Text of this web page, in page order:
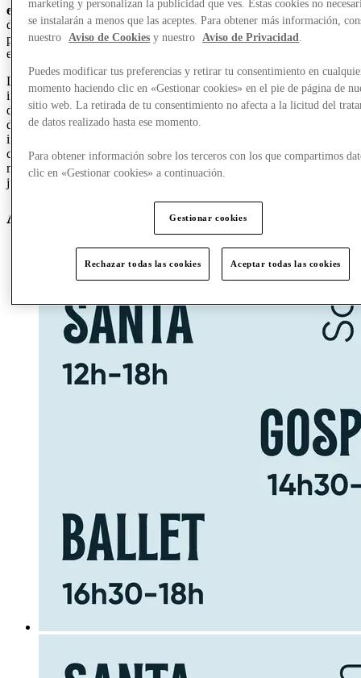
experiencia mágica para toda la familia. Pasea por el bellamente
decorado centro, disfruta de encantadoras actuaciones en directo y
participa en una variedad de actividades pensadas para todas las
edades.
Los niños pueden conocer a Papá Noel, maravillarse con
impresionantes espectáculos de ballet y danza y participar en
divertidos talleres, mientras que familias y adultos pueden disfrutar
del ambiente festivo con músicos ambulantes, actuaciones góspel
inspiradoras y delicias de temporada.
cobra vida con música alegre, luces titilantes y momentos de pura
magia navideña, convirtiéndolo en el destino perfecto para celebrar
juntos la temporada.
Agenda de diciembre
marketing y personalizan la publicidad que ves. Estas cookies no
se instalarán a menos que las aceptes. Para obtener más información,
nuestro
Aviso de Cookies y nuestro Aviso de Privacidad.
Puedes modificar tus preferencias y retirar tu consentimiento en
momento haciendo clic en «Gestionar cookies» en el pie de página de
sitio web. La retirada de tu consentimiento no afecta a la licitud del
de datos realizado hasta ese momento.
Para obtener información sobre los terceros con los que compartimos
clic en «Gestionar cookies» a continuación.
Gestionar cookies
Rechazar todas las cookies Aceptar todas las cookies